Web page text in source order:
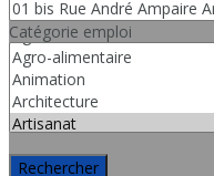
Catégorie emploi
Rechercher